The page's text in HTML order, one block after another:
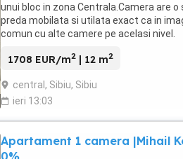
unui bloc in zona Centrala.Camera are
preda mobilata si utilata exact ca in
comun cu alte camere pe acelasi nivel.
1708 EUR/m2 | 12 m2
central, Sibiu, Sibiu
ieri 13:03
Apartament 1 camera |Mihail
0%